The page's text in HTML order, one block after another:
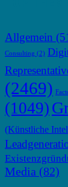
Allgemein
Consulting (2)
(2469)
(1049)
(Künstliche
Media (82)